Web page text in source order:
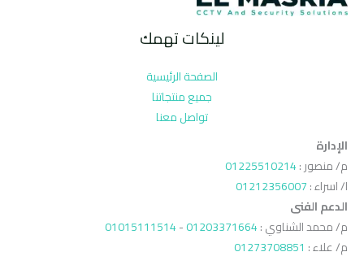
لينكات تهمك
الصفحة الرئيسية
جميع منتجاتنا
تواصل معنا
الإدارة
م/ منصور :01225510214
ا/ اسراء :01212356007
الدعم الفنى
م/ محمد الشناوي :01203371664
-
01015111514
م/ علاء : 01273708851